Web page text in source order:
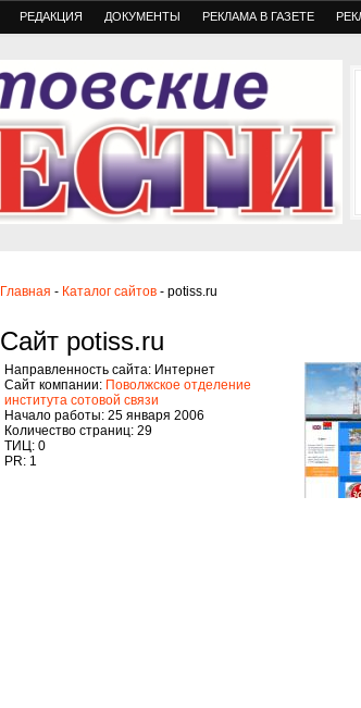
РЕДАКЦИЯ ДОКУМЕНТЫ РЕКЛАМА В ГАЗЕТЕ
Главная - Каталог сайтов - potiss.ru
Сайт potiss.ru
Направленность сайта: Интернет
Сайт компании: Поволжское отделение
института сотовой связи
Начало работы: 25 января 2006
Количество страниц: 29
ТИЦ: 0
PR: 1